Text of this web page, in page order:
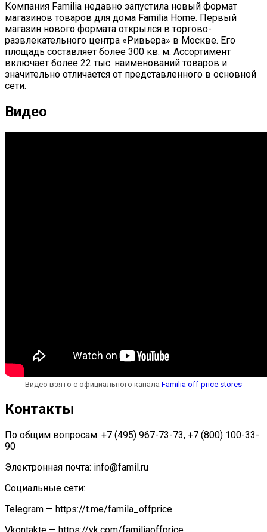
Компания Familia недавно запустила новый формат
магазинов товаров для дома Familia Home. Первый
магазин нового формата открылся в торгово-
развлекательного центра «Ривьера» в Москве. Его
площадь составляет более 300 кв. м. Ассортимент
включает более 22 тыс. наименований товаров и
значительно отличается от представленного в основной
сети.
Видео
Видео взято с официального канала Familia off-price stores
Контакты
По общим вопросам: +7 (495) 967-73-73, +7 (800) 100-33-
90
Электронная почта: info@famil.ru
Социальные сети:
Telegram — https://t.me/famila_offprice